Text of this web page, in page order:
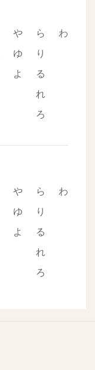
や
ゆ
よ
ら
り
る
れ
ろ
わ
や
ゆ
よ
ら
り
る
れ
ろ
わ